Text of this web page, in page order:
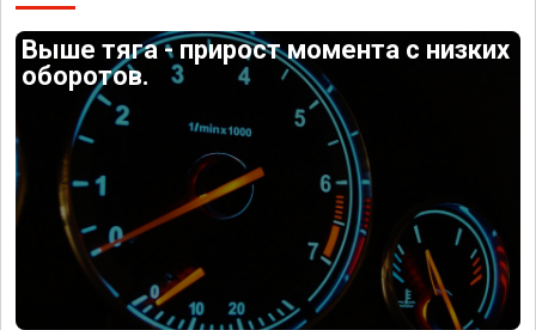
Выше тяга - прирост момента с низких
оборотов.